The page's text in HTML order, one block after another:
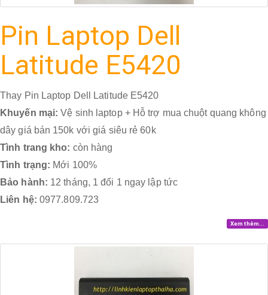
Pin Laptop Dell
Latitude E5420
Thay Pin Laptop Dell Latitude E5420
Khuyến mại: Vệ sinh laptop + Hỗ trợ mua chuột quang không
dây giá bán 150k với giá siêu rẻ 60k
Tình trang kho: còn hàng
Tình trạng: Mới 100%
Bảo hành: 12 tháng, 1 đổi 1 ngay lập tức
Liên hệ: 0977.809.723
Xem thêm...